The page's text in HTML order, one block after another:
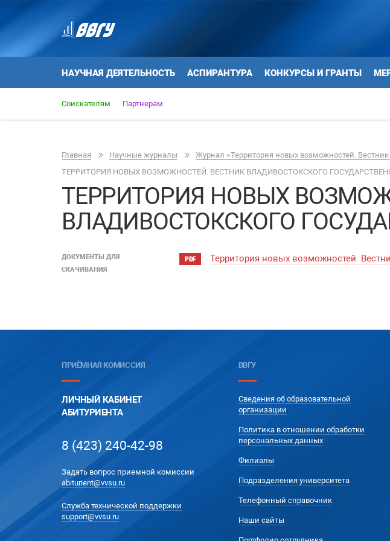
НАУЧНАЯ ДЕЯТЕЛЬНОСТЬ АСПИРАНТУРА КОНКУРСЫ И ГРАНТЫ
Соискателям Партнерам
Главная Научные журналы Журнал «Территория новых возможностей. Вестник
ТЕРРИТОРИЯ НОВЫХ ВОЗМОЖНОСТЕЙ. ВЕСТНИК ВЛАДИВОСТОКСКОГО
ТЕРРИТОРИЯ НОВЫХ
ВЛАДИВОСТОКСКОГО
ДОКУМЕНТЫ ДЛЯ
СКАЧИВАНИЯ
PDF Территория новых возможностей.
ПРИЁМНАЯ КОМИССИЯ
ЛИЧНЫЙ КАБИНЕТ
АБИТУРИЕНТА
8 (423) 240-42-98
Задать вопрос приемной комиссии
abiturient@vvsu.ru
Служба технической поддержки
support@vvsu.ru
ВВГУ
Сведения об образовательной
организации
Политика в отношении обработки
персональных данных
Филиалы
Подразделения университета
Телефонный справочник
Наши сайты